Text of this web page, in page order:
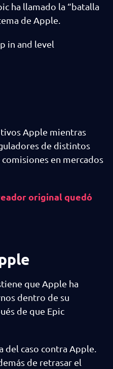
ha llamado la “batalla
de Apple.
in and level
Apple mientras
de distintos
en mercados
original quedó
que Apple ha
dentro de su
de que Epic
del caso contra Apple.
de retrasar el